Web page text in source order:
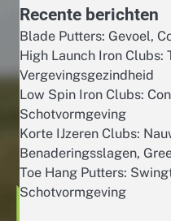
Recente berichten
Blade Putters: Gevoel,
High Launch Iron Clubs:
Vergevingsgezindheid
Low Spin Iron Clubs:
Schotvormgeving
Korte IJzeren Clubs:
Benaderingsslagen,
Toe Hang Putters:
Schotvormgeving